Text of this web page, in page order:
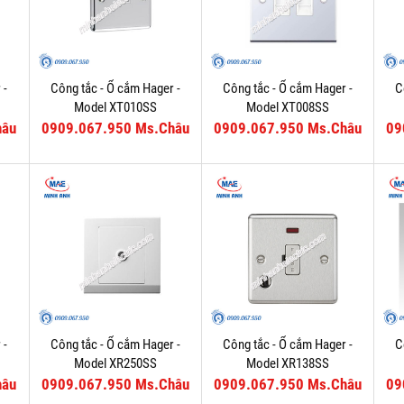
-
Công tắc - Ổ cắm Hager -
Model XT010SS
0909.067.950 Ms.Châu
Công tắc - Ổ cắm Hager -
Model XT008SS
0909.067.950 Ms.Châu
-
Công tắc - Ổ cắm Hager -
Model XR250SS
0909.067.950 Ms.Châu
Công tắc - Ổ cắm Hager -
Model XR138SS
0909.067.950 Ms.Châu